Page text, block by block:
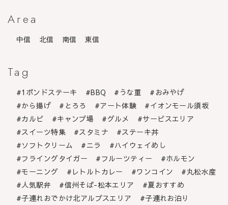
Area
中信 北信 南信 東信
Tag
1ポンドステーキ BBQ うな重
おみやげ
から揚げ
とろろ アート体験
イオンモール須坂
カルビ
キャンプ場 グルメ
サービスエリア
スイーツ特集
スタミナ
ステーキ丼
ソフトクリーム
ニラ
ハイウェイめし
フライングタイガー
フルーツティー
ホルモン
モーニング
レトルトカレー ワンコイン
丸松水産
人気駅弁
信州そば-松本エリア
夏おすすめ
子連れおでかけ北アルプスエリア
子連れお泊り